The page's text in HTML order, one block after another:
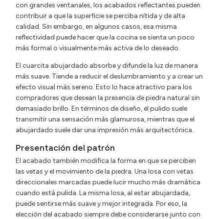
con grandes ventanales, los acabados reflectantes pueden
contribuir a que la superficie se perciba nítida y de alta
calidad. Sin embargo, en algunos casos, esa misma
reflectividad puede hacer que la cocina se sienta un poco
más formal o visualmente más activa de lo deseado.
El cuarcita abujardado absorbe y difunde la luz de manera
más suave. Tiende a reducir el deslumbramiento y a crear un
efecto visual más sereno. Esto lo hace atractivo para los
compradores que desean la presencia de piedra natural sin
demasiado brillo. En términos de diseño, el pulido suele
transmitir una sensación más glamurosa, mientras que el
abujardado suele dar una impresión más arquitectónica.
Presentación del patrón
El acabado también modifica la forma en que se perciben
las vetas y el movimiento de la piedra. Una losa con vetas
direccionales marcadas puede lucir mucho más dramática
cuando está pulida. La misma losa, al estar abujardada,
puede sentirse más suave y mejor integrada. Por eso, la
elección del acabado siempre debe considerarse junto con